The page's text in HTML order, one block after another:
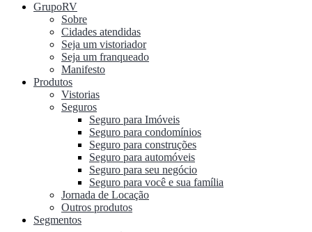
GrupoRV
Sobre
Cidades atendidas
Seja um vistoriador
Seja um franqueado
Manifesto
Produtos
Vistorias
Seguros
Seguro para Imóveis
Seguro para condomínios
Seguro para construções
Seguro para automóveis
Seguro para seu negócio
Seguro para você e sua família
Jornada de Locação
Outros produtos
Segmentos